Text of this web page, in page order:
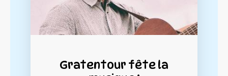
Gratentour fête la